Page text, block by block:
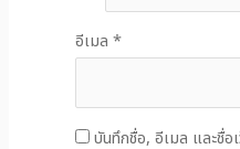
อีเมล*
บันทึกชื่อ, อีเมล และชื่อ